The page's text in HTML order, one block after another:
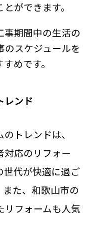
ができます。
事期間中の生活の
スケジュールを
めです。
レンド
トレンドは、
対応のリフォー
世代が快適に過ご
た、和歌山市の
リフォームも人気